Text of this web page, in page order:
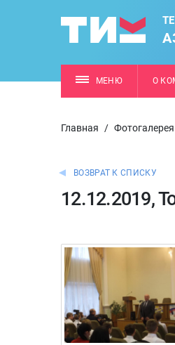
МЕНЮ О
Главная / Фотогалерея
ВОЗВРАТ К СПИСКУ
12.12.2019,